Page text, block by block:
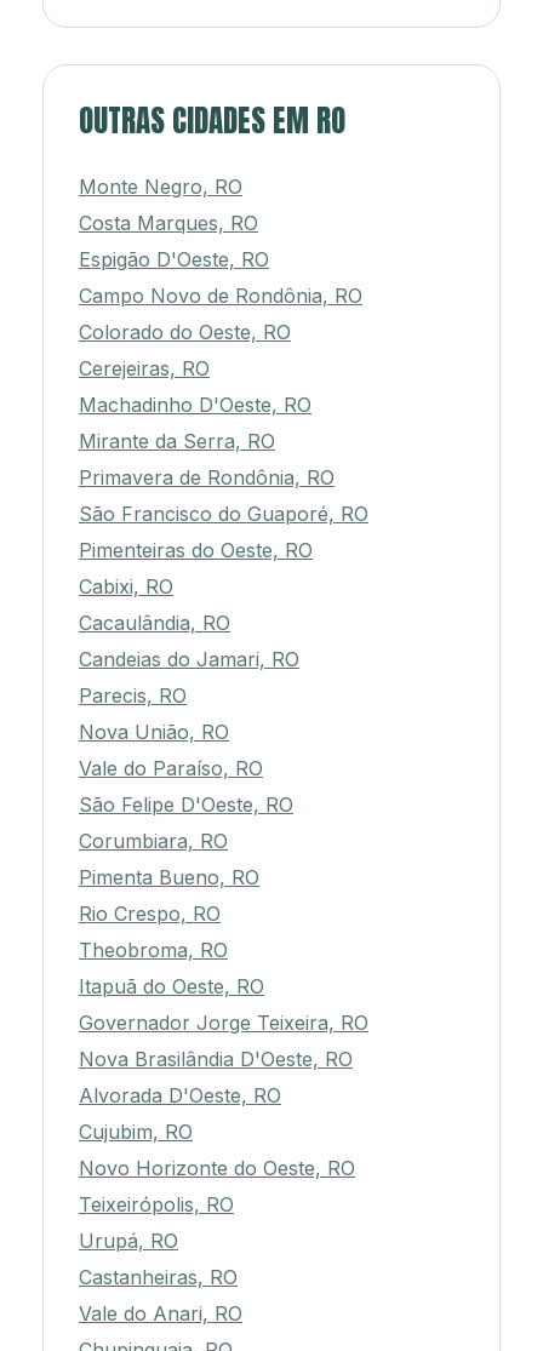
OUTRAS CIDADES EM RO
Monte Negro, RO
Costa Marques, RO
Espigão D'Oeste, RO
Campo Novo de Rondônia, RO
Colorado do Oeste, RO
Cerejeiras, RO
Machadinho D'Oeste, RO
Mirante da Serra, RO
Primavera de Rondônia, RO
São Francisco do Guaporé, RO
Pimenteiras do Oeste, RO
Cabixi, RO
Cacaulândia, RO
Candeias do Jamari, RO
Parecis, RO
Nova União, RO
Vale do Paraíso, RO
São Felipe D'Oeste, RO
Corumbiara, RO
Pimenta Bueno, RO
Rio Crespo, RO
Theobroma, RO
Itapuã do Oeste, RO
Governador Jorge Teixeira, RO
Nova Brasilândia D'Oeste, RO
Alvorada D'Oeste, RO
Cujubim, RO
Novo Horizonte do Oeste, RO
Teixeirópolis, RO
Urupá, RO
Castanheiras, RO
Vale do Anari, RO